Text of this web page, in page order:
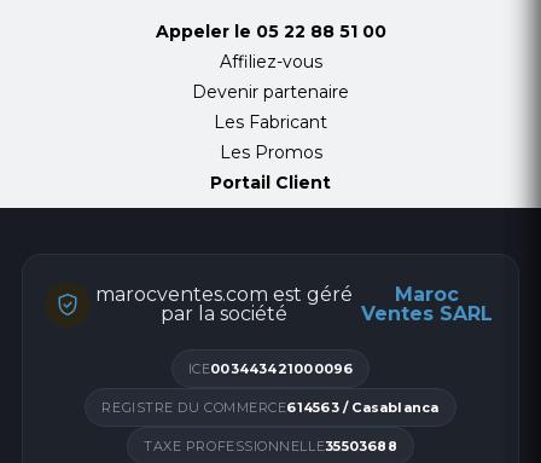
Appeler le 05 22 88 51 00
Affiliez-vous
Devenir partenaire
Les Fabricant
Les Promos
Portail Client
marocventes.com est géré
par la société
Maroc
Ventes SARL
ICE003443421000096
REGISTRE DU COMMERCE614563 / Casablanca
TAXE PROFESSIONNELLE35503688